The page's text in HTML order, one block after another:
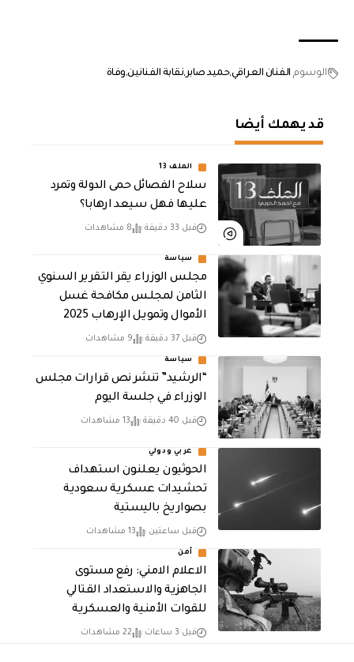
الوسوم الفنان العراقيحميد صابرنقابة الفنانين وفاة
قد يهمك أيضا
الملف 13
سلاح الفصائل حمى الدولة وتمرد
عليها فهل سيعد ارهابا؟
قبل 33 دقيقة 8 مشاهدات
سياسة
مجلس الوزراء يقر التقرير السنوي
الثامن لمجلـس مكافحة غسل
الأموال وتمويـل الإرهـاب 2025
قبل 37 دقيقة 9 مشاهدات
سياسة
“الرشيد” تنشر نص قرارات مجلس
الوزراء في جلسة اليوم
قبل 40 دقيقة 13 مشاهدات
عربي ودولي
الحوثيون يعلنون استهداف
تحشيدات عسكرية سعودية
بصواريخ باليستية
قبل ساعتين 13 مشاهدات
أمن
الاعلام الامني: رفع مستوى
الجاهزية والاستعداد القتالي
للقوات الأمنية والعسكرية
قبل 3 ساعات 22 مشاهدات